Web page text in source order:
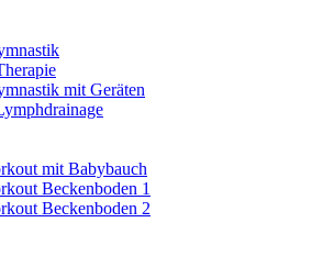
mit Geräten
mit Babybauch
Beckenboden 1
Beckenboden 2